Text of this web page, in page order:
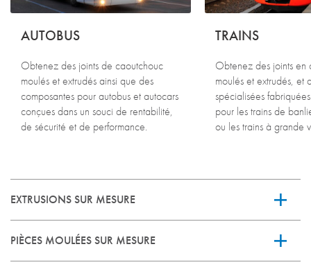
AUTOBUS
Obtenez des joints de caoutchouc
moulés et extrudés ainsi que des
composantes pour autobus et autocars
conçues dans un souci de rentabilité,
de sécurité et de performance.
TRAINS
Obtenez des joints en
moulés et extrudés, et
spécialisées
pour les trains de
ou les trains à grande
EXTRUSIONS SUR MESURE
PIÈCES MOULÉES SUR MESURE